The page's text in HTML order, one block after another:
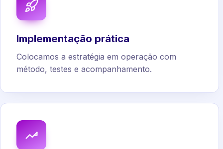
Implementação prática
Colocamos a estratégia em operação com
método, testes e acompanhamento.